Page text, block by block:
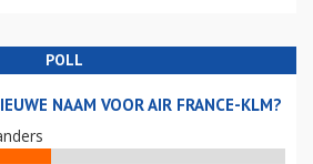
POLL
NAAM VOOR AIR FRANCE-KLM?